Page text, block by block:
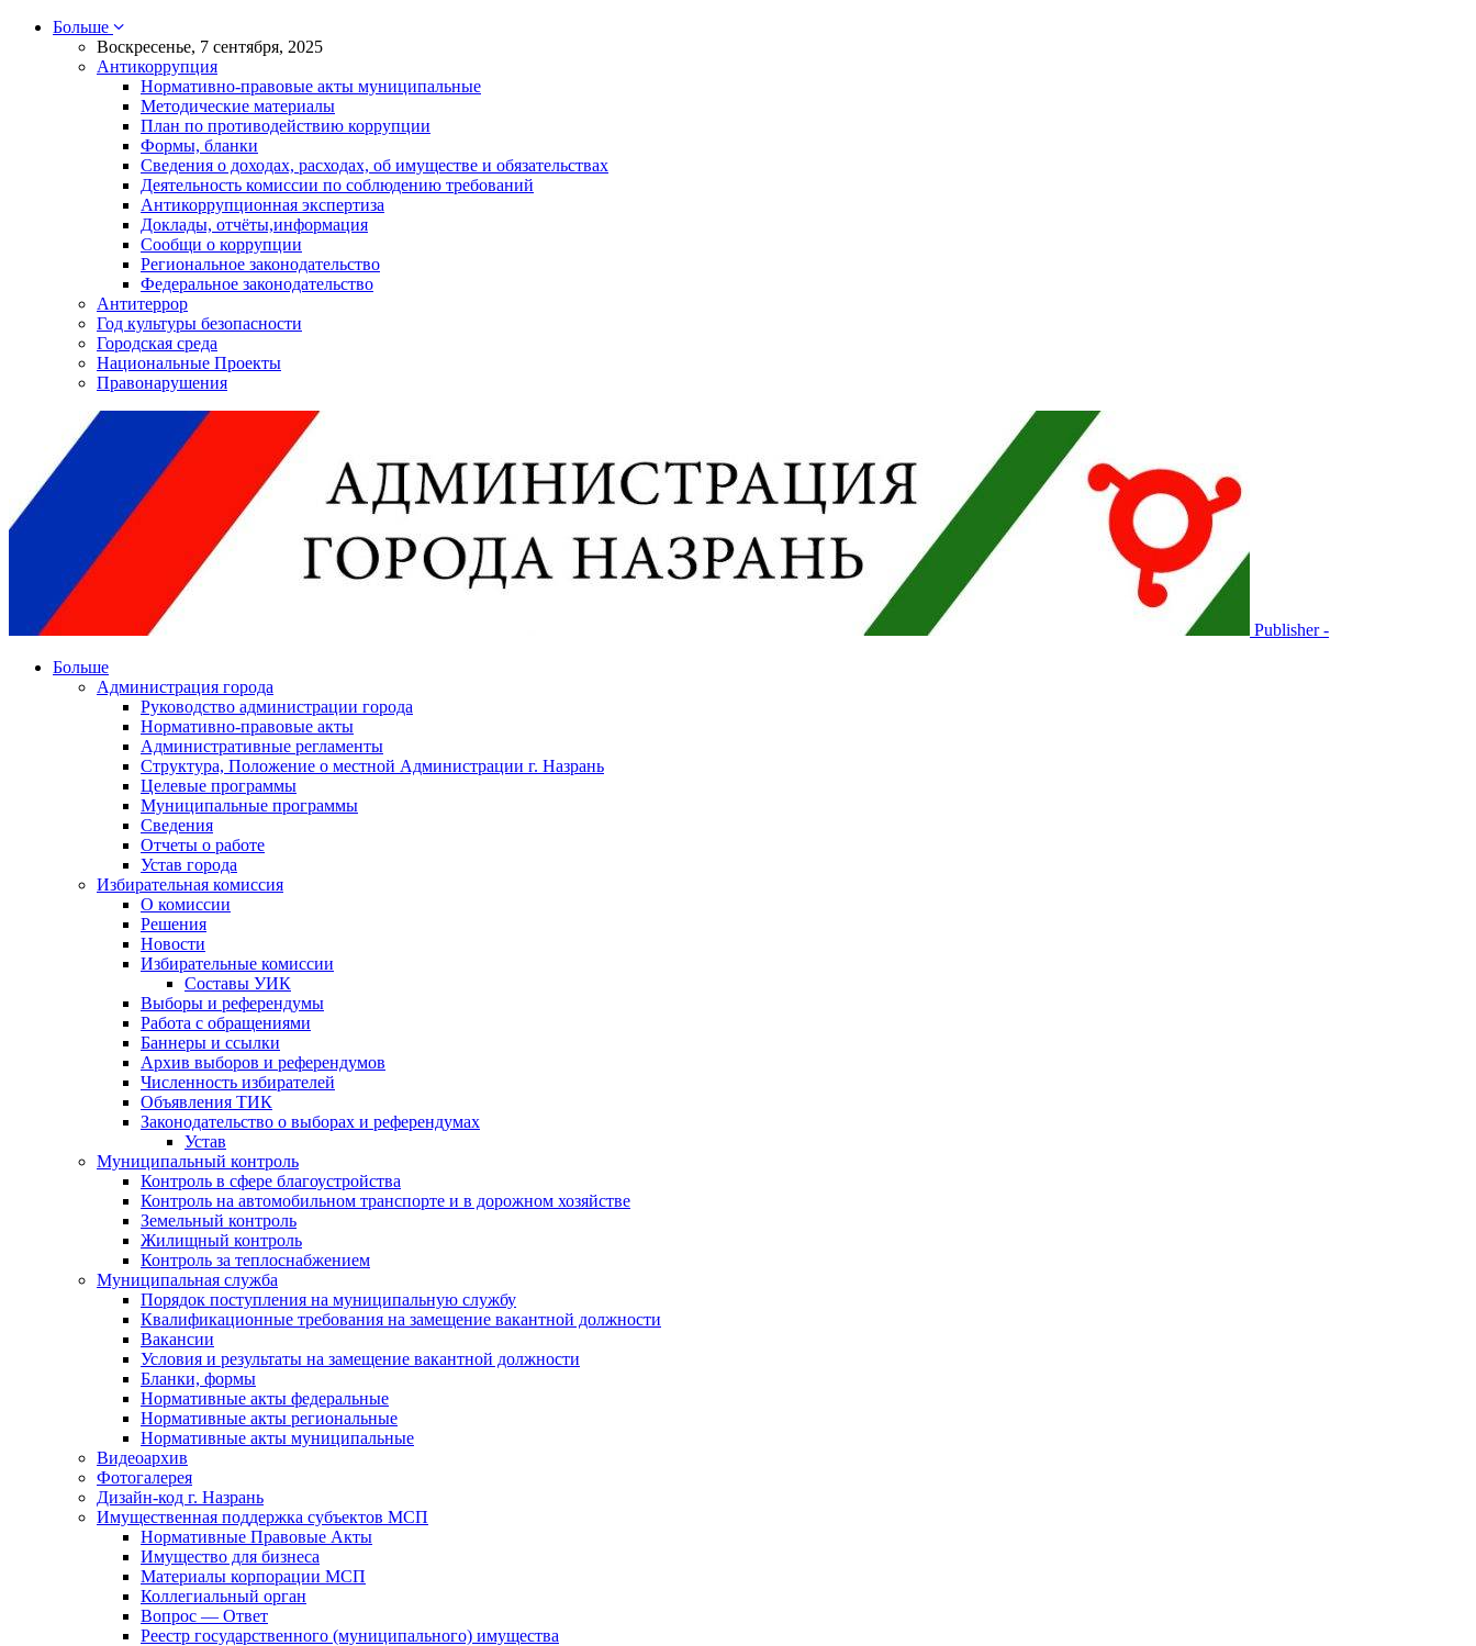
Больше
Воскресенье, 7 сентября, 2025
Антикоррупция
Нормативно-правовые акты муниципальные
Методические материалы
План по противодействию коррупции
Формы, бланки
Сведения о доходах, расходах, об имуществе и обязательствах
Деятельность комиссии по соблюдению требований
Антикоррупционная экспертиза
Доклады, отчёты,информация
Сообщи о коррупции
Региональное законодательство
Федеральное законодательство
Антитеррор
Год культуры безопасности
Городская среда
Национальные Проекты
Правонарушения
Publisher -
Больше
Администрация города
Руководство администрации города
Нормативно-правовые акты
Административные регламенты
Структура, Положение о местной Администрации г. Назрань
Целевые программы
Муниципальные программы
Сведения
Отчеты о работе
Устав города
Избирательная комиссия
О комиссии
Решения
Новости
Избирательные комиссии
Составы УИК
Выборы и референдумы
Работа с обращениями
Баннеры и ссылки
Архив выборов и референдумов
Численность избирателей
Объявления ТИК
Законодательство о выборах и референдумах
Устав
Муниципальный контроль
Контроль в сфере благоустройства
Контроль на автомобильном транспорте и в дорожном хозяйстве
Земельный контроль
Жилищный контроль
Контроль за теплоснабжением
Муниципальная служба
Порядок поступления на муниципальную службу
Квалификационные требования на замещение вакантной должности
Вакансии
Условия и результаты на замещение вакантной должности
Бланки, формы
Нормативные акты федеральные
Нормативные акты региональные
Нормативные акты муниципальные
Видеоархив
Фотогалерея
Дизайн-код г. Назрань
Имущественная поддержка субъектов МСП
Нормативные Правовые Акты
Имущество для бизнеса
Материалы корпорации МСП
Коллегиальный орган
Вопрос — Ответ
Реестр государственного (муниципального) имущества